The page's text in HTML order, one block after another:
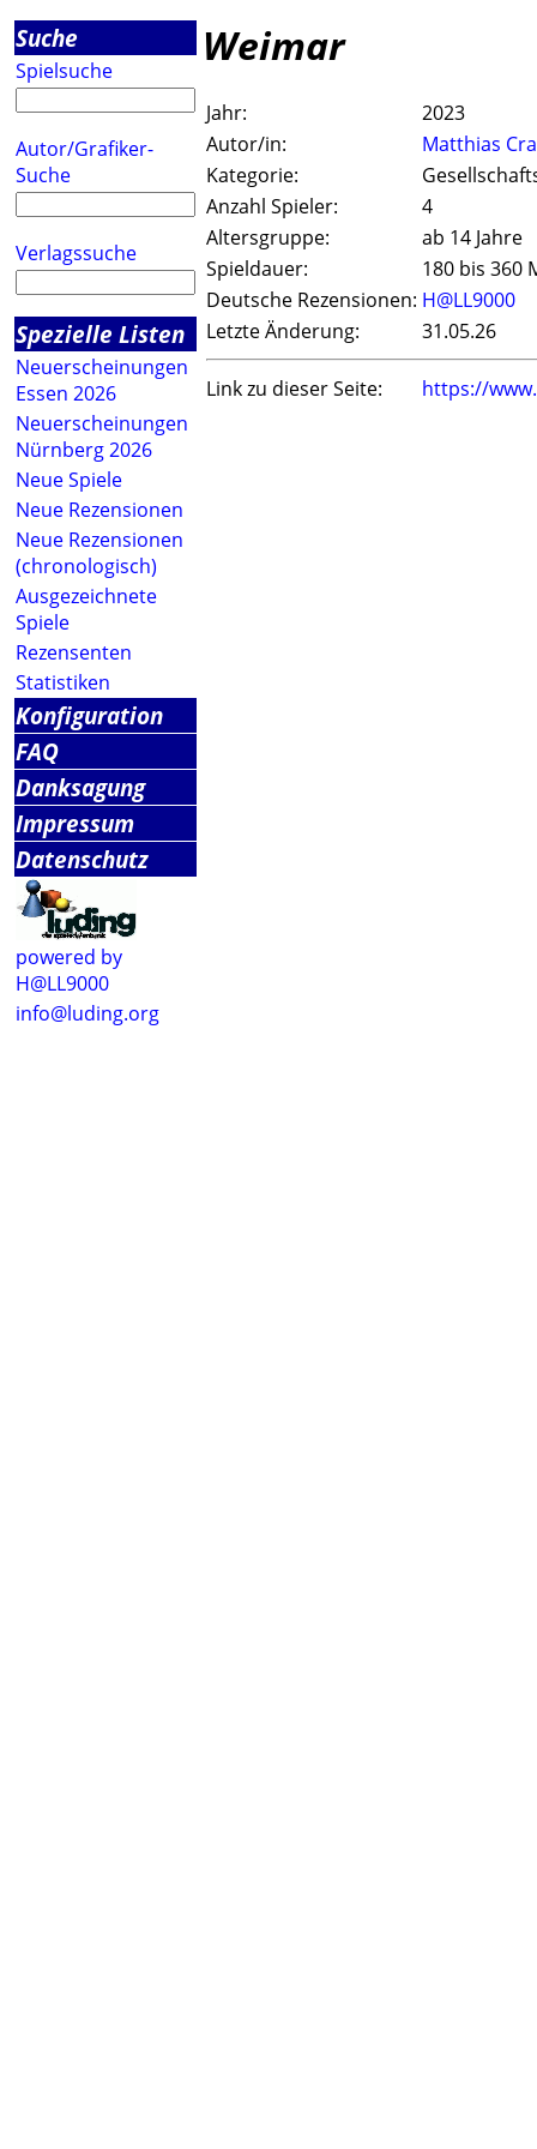
Suche
Spielsuche
Autor/Grafiker-
Suche
Verlagssuche
Spezielle Listen
Neuerscheinungen
Essen 2026
Neuerscheinungen
Nürnberg 2026
Neue Spiele
Neue Rezensionen
Neue Rezensionen
(chronologisch)
Ausgezeichnete
Spiele
Rezensenten
Statistiken
Konfiguration
FAQ
Danksagung
Impressum
Datenschutz
powered by
H@LL9000
info@luding.org
Weimar
Jahr:
2023
Autor/in:
Matthias
Kategorie:
Anzahl Spieler:
4
Altersgruppe:
ab 14 Jahre
Spieldauer:
180 bis 360
Deutsche Rezensionen: H@LL9000
Letzte Änderung:
31.05.26
Link zu dieser Seite: https://